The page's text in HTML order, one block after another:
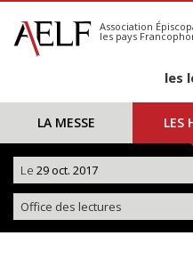
S'abonner
Calendrier
Association
les pays
les
LA MESSE LES
Le 29 oct. 2017
Office des lectures